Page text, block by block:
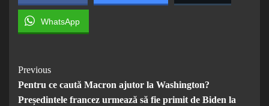
WhatsApp
Post
Navigation
Previous
Pentru ce caută Macron ajutor la Washington?
Președintele francez urmează să fie primit de Biden la